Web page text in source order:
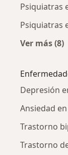
Psiquiatras
Psiquiatras
Ver más (8)
Depresión
Ansiedad
Trastorno
Trastorno